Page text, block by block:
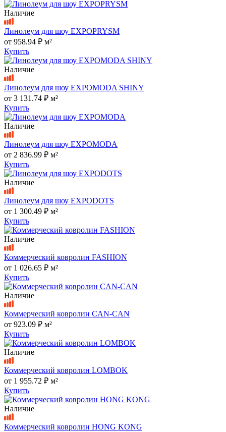
Наличие
Линолеум для шоу EXPOPRYSM
от 958.94 ₽ м²
Купить
Наличие
Линолеум для шоу EXPOMODA SHINY
от 3 131.74 ₽ м²
Купить
Наличие
Линолеум для шоу EXPOMODA
от 2 836.99 ₽ м²
Купить
Наличие
Линолеум для шоу EXPODOTS
от 1 300.49 ₽ м²
Купить
Наличие
Коммерческий ковролин FASHION
от 1 026.65 ₽ м²
Купить
Наличие
Коммерческий ковролин CAN-CAN
от 923.09 ₽ м²
Купить
Наличие
Коммерческий ковролин LOMBOK
от 1 955.72 ₽ м²
Купить
Наличие
Коммерческий ковролин HONG KONG